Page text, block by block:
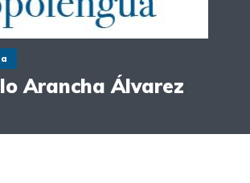
Arancha Álvarez